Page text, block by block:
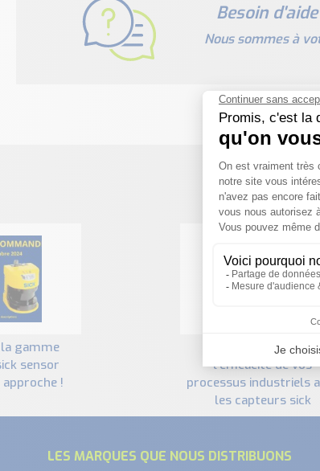
Besoin
Nous sommes à
sensor
!
l'efficacité de vos
processus industriels
les capteurs sick
LES MARQUES QUE NOUS DISTRIBUONS